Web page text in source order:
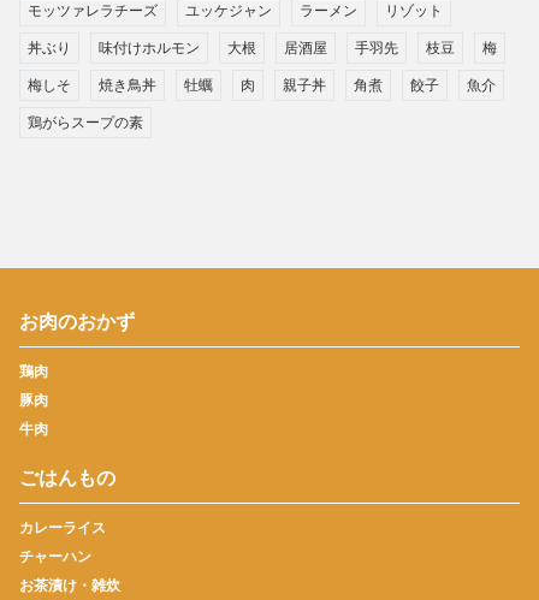
モッツァレラチーズ ユッケジャン ラーメン リゾット
丼ぶり 味付けホルモン 大根 居酒屋 手羽先 枝豆 梅
梅しそ 焼き鳥丼 牡蠣 肉 親子丼 角煮 餃子 魚介
鶏がらスープの素
お肉のおかず
鶏肉
豚肉
牛肉
ごはんもの
カレーライス
チャーハン
お茶漬け・雑炊